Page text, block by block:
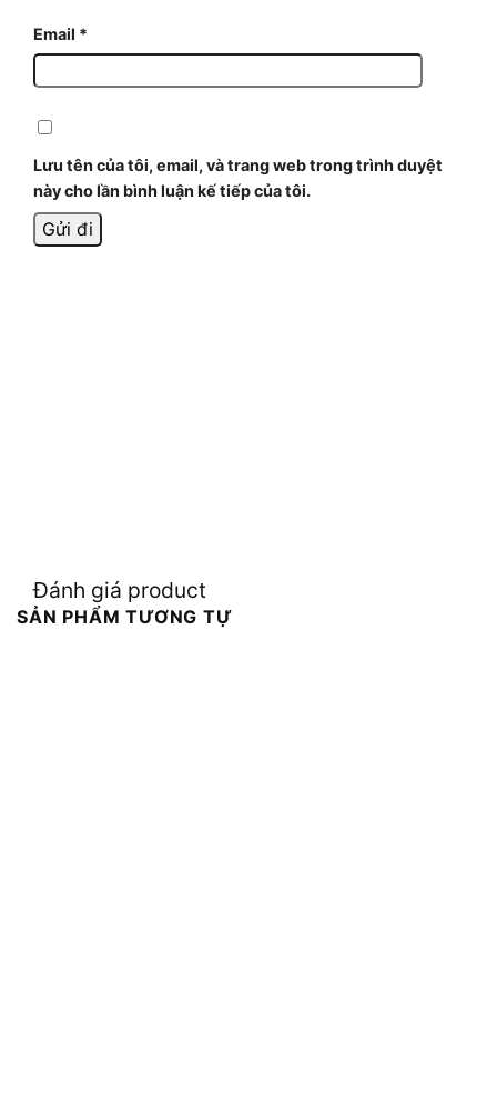
Email *
Lưu tên của tôi, email, và trang web trong trình duyệt
này cho lần bình luận kế tiếp của tôi.
Đánh giá product
SẢN PHẨM TƯƠNG TỰ